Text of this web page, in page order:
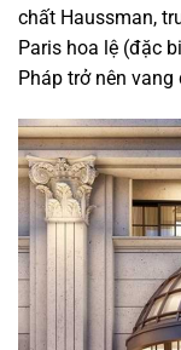
chất Haussman,
Paris hoa lệ (đặc
Pháp trở nên